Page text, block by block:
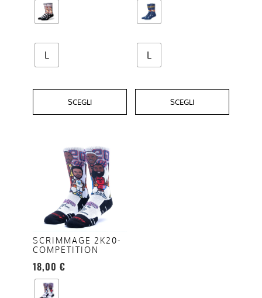
L
SCEGLI
nella
pagina
prodotto
L
SCEGLI
nella
pagina
prodotto
SCRIMMAGE 2K20-
COMPETITION
18,00 €
prodotto
varianti.
opzioni
possono
essere
scelte